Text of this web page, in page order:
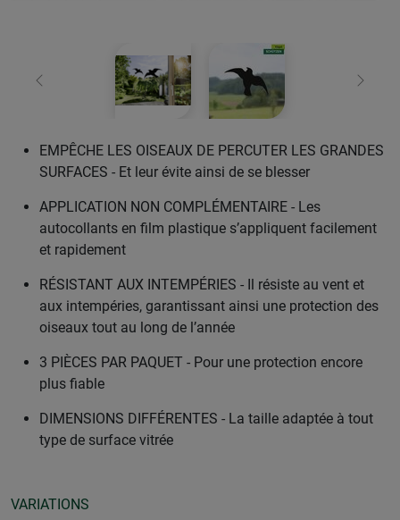
retour
EMPÊCHE LES OISEAUX DE PERCUTER LES GRANDES
SURFACES - Et leur évite ainsi de se blesser
APPLICATION NON COMPLÉMENTAIRE - Les
autocollants en film plastique s’appliquent facilement
et rapidement
RÉSISTANT AUX INTEMPÉRIES - Il résiste au vent et
aux intempéries, garantissant ainsi une protection des
oiseaux tout au long de l’année
3 PIÈCES PAR PAQUET - Pour une protection encore
plus fiable
DIMENSIONS DIFFÉRENTES - La taille adaptée à tout
type de surface vitrée
VARIATIONS